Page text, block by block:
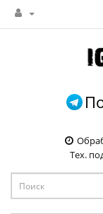
Тех.